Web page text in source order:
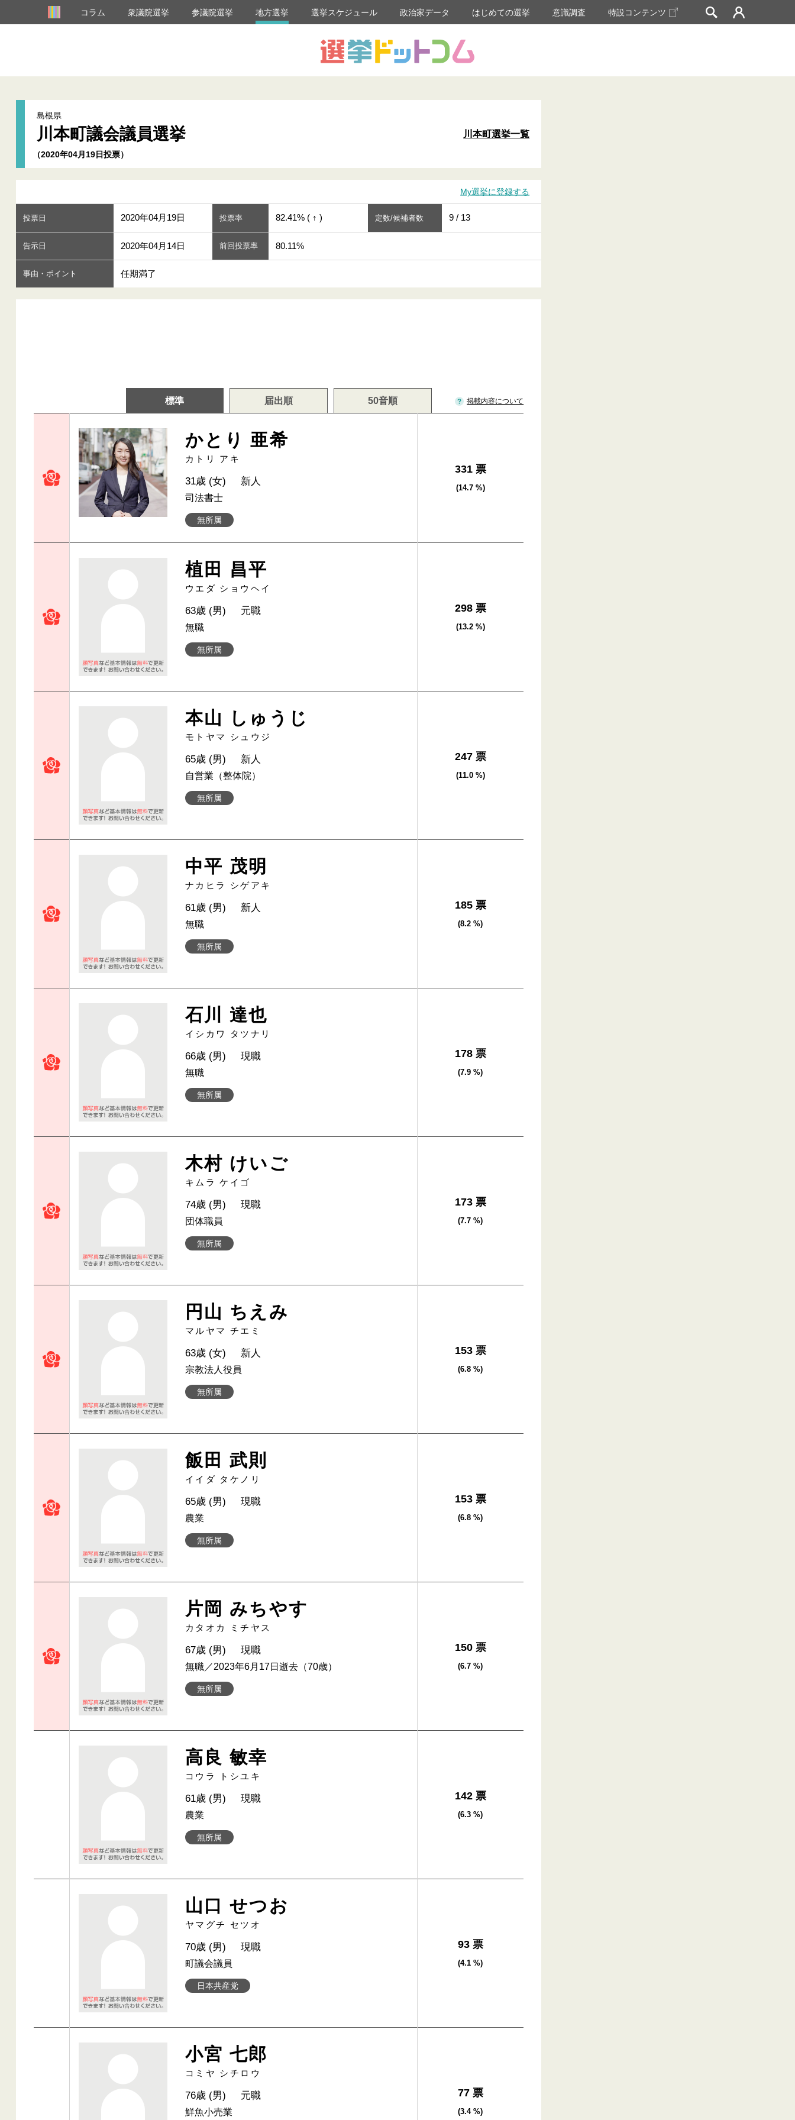
コラム 衆議院選挙 参議院選挙 地方選挙 選挙スケジュール 政治家データ はじめての選挙 意識調査 特設コンテンツ
島根県
川本町議会議員選挙
（2020年04月19日投票）
川本町選挙一覧
My選挙に登録する
投票日 2020年04月19日 投票率 82.41% ( ↑ ) 定数/候補者数 9 / 13
告示日 2020年04月14日 前回投票率 80.11%
事由・ポイント 任期満了
標準 届出順 50音順 掲載内容について
かとり 亜希
カトリ アキ
無所属
31歳 (女) 新人
司法書士
331 票
(14.7 %)
植田 昌平
ウエダ ショウヘイ
無所属
63歳 (男) 元職
無職
298 票
(13.2 %)
本山 しゅうじ
モトヤマ シュウジ
無所属
65歳 (男) 新人
自営業（整体院）
247 票
(11.0 %)
中平 茂明
ナカヒラ シゲアキ
無所属
61歳 (男) 新人
無職
185 票
(8.2 %)
石川 達也
イシカワ タツナリ
無所属
66歳 (男) 現職
無職
178 票
(7.9 %)
木村 けいご
キムラ ケイゴ
無所属
74歳 (男) 現職
団体職員
173 票
(7.7 %)
円山 ちえみ
マルヤマ チエミ
無所属
63歳 (女) 新人
宗教法人役員
153 票
(6.8 %)
飯田 武則
イイダ タケノリ
無所属
65歳 (男) 現職
農業
153 票
(6.8 %)
片岡 みちやす
カタオカ ミチヤス
無所属
67歳 (男) 現職
無職／2023年6月17日逝去（70歳）
150 票
(6.7 %)
高良 敏幸
コウラ トシユキ
無所属
61歳 (男) 現職
農業
142 票
(6.3 %)
山口 せつお
ヤマグチ セツオ
日本共産党
70歳 (男) 現職
町議会議員
93 票
(4.1 %)
小宮 七郎
コミヤ シチロウ
76歳 (男) 元職
鮮魚小売業
77 票
(3.4 %)